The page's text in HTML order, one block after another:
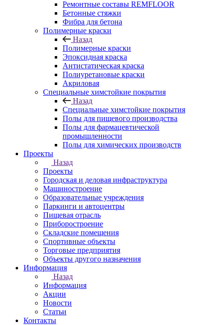
Ремонтные составы REMFLOOR
Бетонные стяжки
Фибра для бетона
Полимерные краски
Назад
Полимерные краски
Эпоксидная краска
Антистатическая краска
Полиуретановые краски
Акриловая
Специальные химстойкие покрытия
Назад
Специальные химстойкие покрытия
Полы для пищевого производства
Полы для фармацевтической
промышленности
Полы для химических производств
Проекты
Назад
Проекты
Городская и деловая инфраструктура
Машиностроение
Образовательные учреждения
Паркинги и автоцентры
Пищевая отрасль
Приборостроение
Складские помещения
Спортивные объекты
Торговые предприятия
Объекты другого назначения
Информация
Назад
Информация
Акции
Новости
Статьи
Контакты